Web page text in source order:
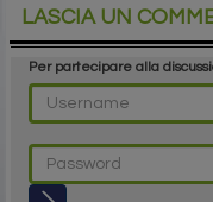
LASCIA UN
Per partecipare alla